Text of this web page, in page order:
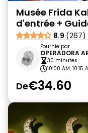
Musée Frida
d'entrée +
8.9 (267)
Fournie par
OPERADORA
30 minutes
10:00 AM, 10:15
De€34.60